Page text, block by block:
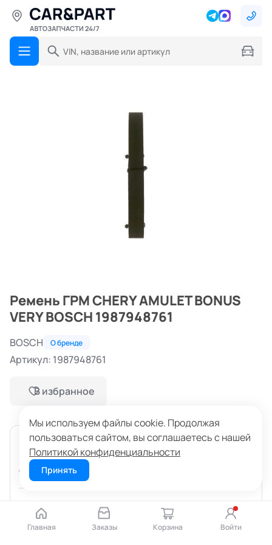
Ремень ГРМ CHERY AMULET BONUS
VERY BOSCH 1987948761
BOSCH О бренде
Артикул: 1987948761
В избранное
Сегодня
В наличии: 1 шт
Склад: Миасс, ул. Романенко, 32
830 ₽
В корзину
Мы используем файлы cookie. Продолжая
пользоваться сайтом, вы соглашаетесь с нашей
Политикой конфиденциальности
Принять
Главная Войти
Заказы Корзина